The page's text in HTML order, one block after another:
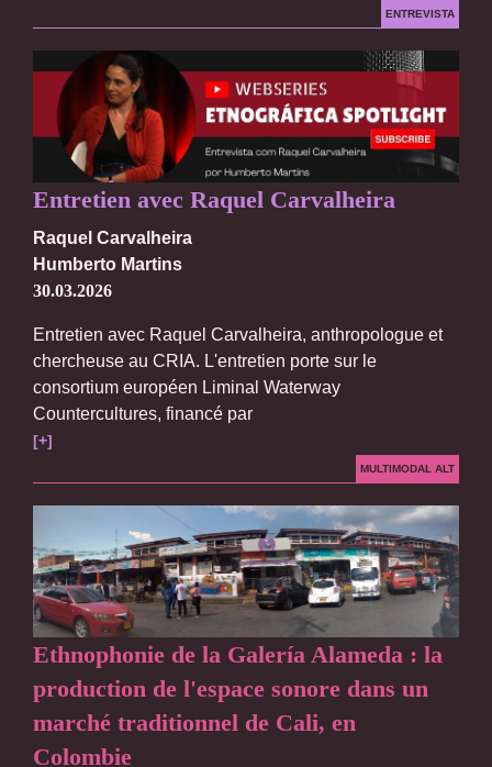
ENTREVISTA
Entretien avec Raquel Carvalheira
Raquel Carvalheira
Humberto Martins
30.03.2026
Entretien avec Raquel Carvalheira, anthropologue et
chercheuse au CRIA. L'entretien porte sur le
consortium européen Liminal Waterway
Countercultures, financé par
[+]
MULTIMODAL ALT
Ethnophonie de la Galería Alameda : la
production de l'espace sonore dans un
marché traditionnel de Cali, en
Colombie